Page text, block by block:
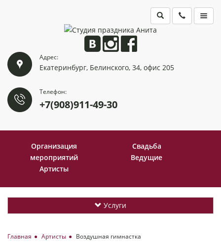
ПОРТФОЛИО
КОНТАКТЫ
Адрес:
Екатеринбург, Белинского, 34, офис 205
Телефон:
+7(908)911-49-30
Организация
мероприятий
Свадьба
Ведущие
Артисты
Услуги
Главная Артисты Воздушная гимнастка